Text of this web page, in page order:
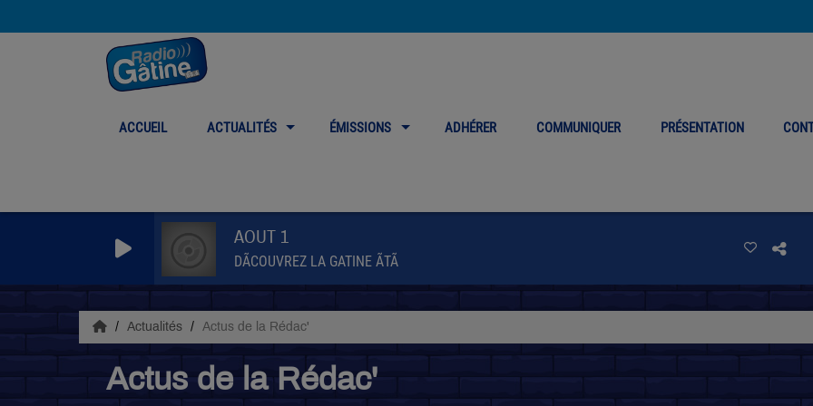
ACCUEIL ACTUALITÉS ÉMISSIONS ADHÉRER COMMUNIQUER PRÉSENTATION
AOUT 1
DÃCOUVREZ LA GATINE ÃTÃ
Actualités Actus de la Rédac'
Actus de la Rédac'